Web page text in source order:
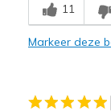
Comfortable
11
Markeer deze